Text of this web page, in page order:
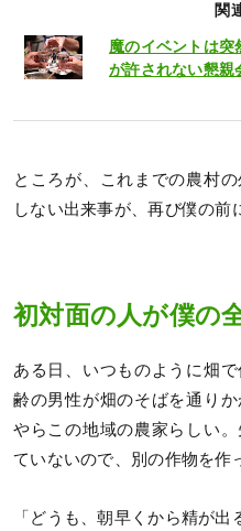
関
魔のイベントは
が許されない懇親
ところが、これまでの農村
しない出来事が、再び僕の前
初対面の人が僕の
ある日、いつものように畑
齢の男性が畑のそばを通り
やらこの地域の農家らしい
ていないので、別の作物を作
「どうも、朝早くから精が出